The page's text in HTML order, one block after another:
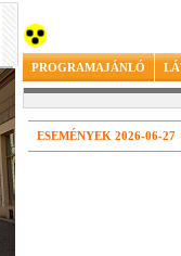
PROGRAMAJÁNLÓ
ESEMÉNYEK 2026-06-27